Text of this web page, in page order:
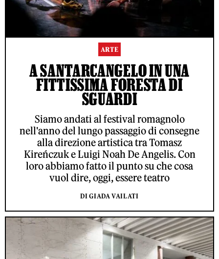
ARTE
A SANTARCANGELO IN UNA
FITTISSIMA FORESTA DI
SGUARDI
Siamo andati al festival romagnolo
nell'anno del lungo passaggio di consegne
alla direzione artistica tra Tomasz
Kireńczuk e Luigi Noah De Angelis. Con
loro abbiamo fatto il punto su che cosa
vuol dire, oggi, essere teatro
DI GIADA VAILATI